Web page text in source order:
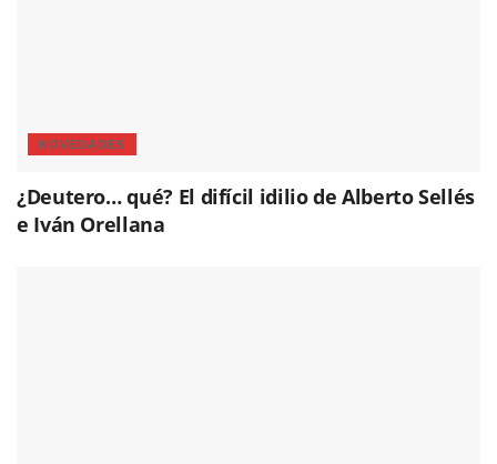
NOVEDADES
¿Deutero… qué? El difícil idilio de Alberto Sellés
e Iván Orellana